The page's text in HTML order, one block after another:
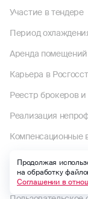
Участие в тендере
Период
Аренда помещений
Карьера в
Реестр брокеров и
Реализация
Компенсационные
Досудебные
Раскрытие
Продолжая
на обработку
Соглашении в